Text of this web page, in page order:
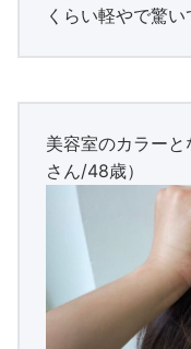
くらい軽やで驚い
美容室のカラー
さん/48歳）